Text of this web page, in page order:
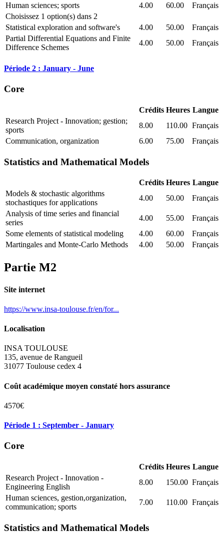
Human sciences; sports
4.00 60.00
Français
Choisissez 1 option(s) dans 2
Statistical exploration and software's
4.00 50.00
Français
Partial Differential Equations and Finite
Difference Schemes
4.00 50.00 Français
Période 2 : January - June
Core
Crédits Heures Langue
Research Project - Innovation; gestion;
sports
8.00 110.00 Français
Communication, organization
6.00 75.00 Français
Statistics and Mathematical Models
Crédits Heures Langue
Models & stochastic algorithms
stochastiques for applications
4.00 50.00
Français
Analysis of time series and financial
series
4.00 55.00
Français
Some elements of statistical modeling
4.00 60.00
Français
Martingales and Monte-Carlo Methods
4.00 50.00 Français
Partie M2
Site internet
https://www.insa-toulouse.fr/en/for...
Localisation
INSA TOULOUSE
135, avenue de Rangueil
31077 Toulouse cedex 4
Coût académique moyen constaté hors assurance
4570€
Période 1 : September - January
Core
Crédits Heures Langue
Research Project - Innovation -
Engineering English
8.00 150.00 Français
Human sciences, gestion,organization,
communication; sports
7.00 110.00 Français
Statistics and Mathematical Models